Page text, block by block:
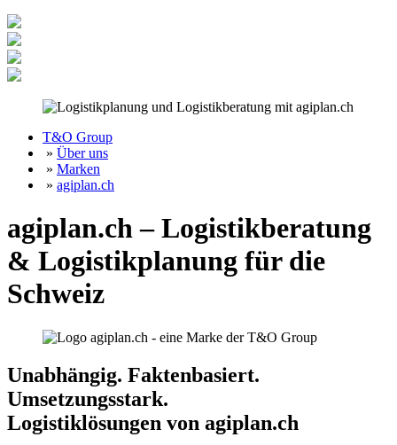
T&O Group
» Über uns
» Marken
» agiplan.ch
agiplan.ch – Logistikberatung
& Logistikplanung für die
Schweiz
Unabhängig. Faktenbasiert.
Umsetzungsstark.
Logistiklösungen von agiplan.ch